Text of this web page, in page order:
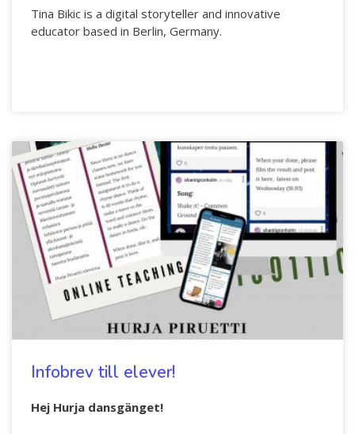
Tina Bikic is a digital storyteller and innovative
educator based in Berlin, Germany.
Infobrev till elever!
Hej Hurja dansgänget!